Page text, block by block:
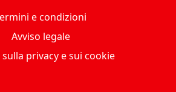
e condizioni
Avviso legale
privacy e sui cookie